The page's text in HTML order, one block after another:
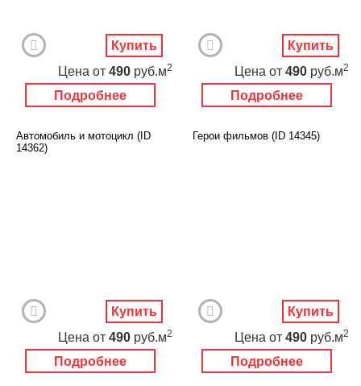
Подробнее
Цена от 490 руб.м2
Купить
Подробнее
Цена от 490 руб.м2
Купить
Автомобиль и мотоцикл (ID
14362)
Подробнее
Цена от 490 руб.м2
Купить
Герои фильмов (ID 14345)
Подробнее
Цена от 490 руб.м2
Купить